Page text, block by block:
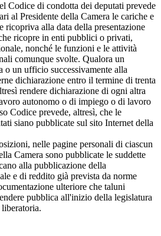
Codice di condotta dei deputati prevede
al Presidente della Camera le cariche e
ricopriva alla data della presentazione
ricopre in enti pubblici o privati,
nonché le funzioni e le attività
comunque svolte. Qualora un
o un ufficio successivamente alla
dichiarazione entro il termine di trenta
rendere dichiarazione di ogni altra
autonomo o di impiego o di lavoro
Codice prevede, altresì, che le
siano pubblicate sul sito Internet della
nelle pagine personali di ciascun
Camera sono pubblicate le suddette
alla pubblicazione della
e di reddito già prevista da norme
ulteriore che taluni
pubblica all'inizio della legislatura